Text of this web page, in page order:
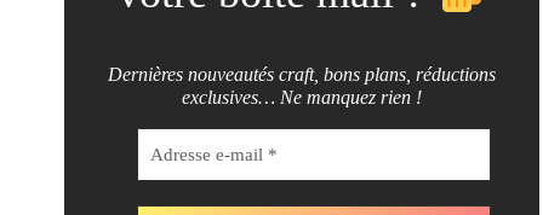
Dernières nouveautés craft, bons plans, réductions
exclusives… Ne manquez rien !